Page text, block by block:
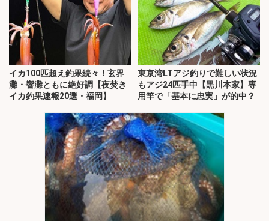
イカ100匹超え釣果続々！玄界
灘・響灘ともに絶好調【夜焚き
イカ釣果速報20選・福岡】
東京湾LTアジ釣りで難しい状況
もアジ24匹手中【黒川本家】専
用竿で「基本に忠実」が的中？